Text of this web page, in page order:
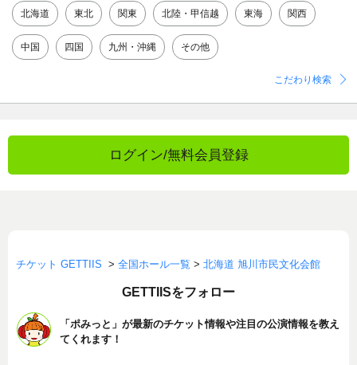
北海道 東北 関東 北陸・甲信越 東海 関西
中国 四国 九州・沖縄 その他
こだわり検索
ログイン/無料会員登録
チケット GETTIIS > 全国ホール一覧 > 北海道 旭川市民文化会館
GETTIISをフォロー
「ポみっと」が最新のチケット情報や注目の公演情報を教え
てくれます！